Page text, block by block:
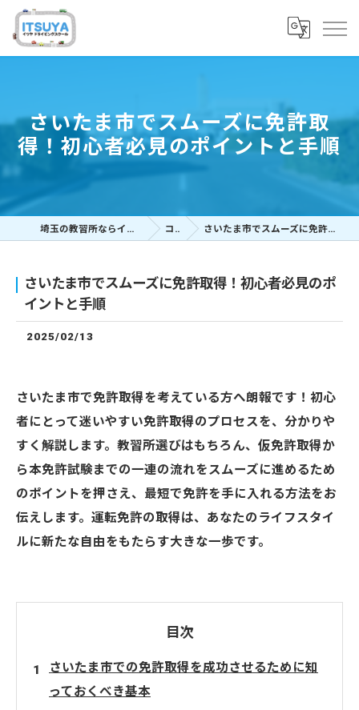
さいたま市でスムーズに免許取
得！初心者必見のポイントと手順
埼玉の教習所ならイツヤドライビングスクール コラム さいたま市でスムーズに免許取得！初心者必見のポイントと手順
さいたま市でスムーズに免許取得！初心者必見のポ
イントと手順
2025/02/13
さいたま市で免許取得を考えている方へ朗報です！初心
者にとって迷いやすい免許取得のプロセスを、分かりや
すく解説します。教習所選びはもちろん、仮免許取得か
ら本免許試験までの一連の流れをスムーズに進めるため
のポイントを押さえ、最短で免許を手に入れる方法をお
伝えします。運転免許の取得は、あなたのライフスタイ
ルに新たな自由をもたらす大きな一歩です。
目次
さいたま市での免許取得を成功させるために知
っておくべき基本